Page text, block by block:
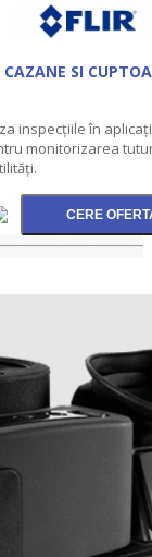
SI
inspecțiile în
monitorizarea